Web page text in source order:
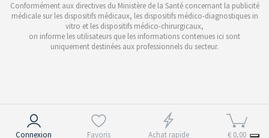
Connexion Favoris Achat rapide € 0,00
Conformément aux directives du Ministère de la Santé concernant la publicité
médicale sur les dispositifs médicaux, les dispositifs médico-diagnostiques in
vitro et les dispositifs médico-chirurgicaux,
on informe les utilisateurs que les informations contenues ici sont
uniquement destinées aux professionnels du secteur.
Notification lors de la collecte